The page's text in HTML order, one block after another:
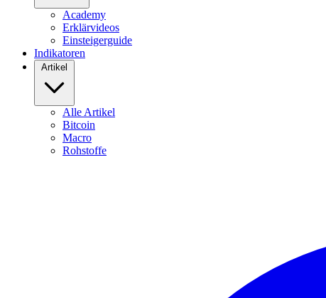
Academy
Erklärvideos
Einsteigerguide
Indikatoren
Artikel
Alle Artikel
Bitcoin
Macro
Rohstoffe